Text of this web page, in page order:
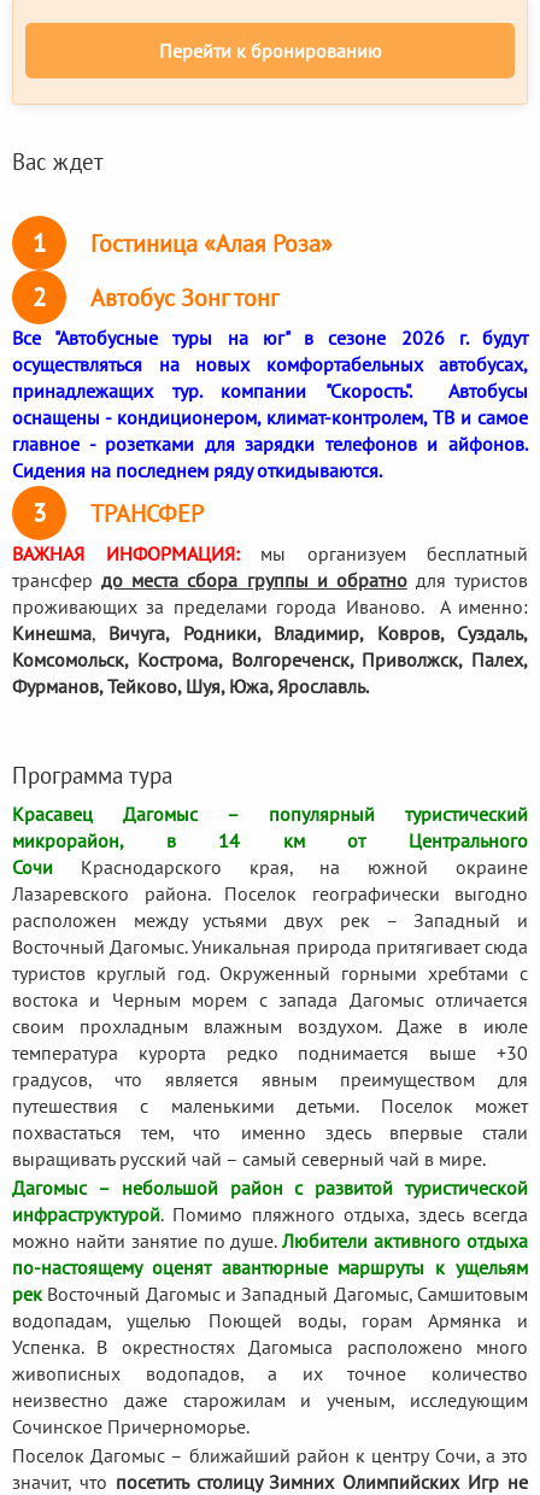
Перейти к бронированию
Вас ждет
1 Гостиница «Алая Роза»
2 Автобус Зонг тонг
Все "Автобусные туры на юг" в сезоне 2026 г. будут
осуществляться на новых комфортабельных автобусах,
принадлежащих тур. компании "Скорость". Автобусы
оснащены - кондиционером, климат-контролем, ТВ и самое
главное - розетками для зарядки телефонов и айфонов.
Сидения на последнем ряду откидываются.
3 ТРАНСФЕР
ВАЖНАЯ ИНФОРМАЦИЯ:мы организуем бесплатный
трансфердо места сбора группы и обратнодля туристов
проживающих за пределами города Иваново. А именно:
Кинешма, Вичуга, Родники, Владимир, Ковров, Суздаль,
Комсомольск, Кострома, Волгореченск, Приволжск, Палех,
Фурманов, Тейково, Шуя, Южа, Ярославль.
Программа тура
Красавец Дагомыс – популярный туристический
микрорайон, в 14 км от Центрального
Сочи
Краснодарского края, на южной окраине
Лазаревского района. Поселок географически выгодно
расположен между устьями двух рек – Западный и
Восточный Дагомыс. Уникальная природа притягивает сюда
туристов круглый год. Окруженный горными хребтами с
востока и Черным морем с запада Дагомыс отличается
своим прохладным влажным воздухом. Даже в июле
температура курорта редко поднимается выше +30
градусов, что является явным преимуществом для
путешествия с маленькими детьми. Поселок может
похвастаться тем, что именно здесь впервые стали
выращивать русский чай – самый северный чай в мире.
Дагомыс – небольшой район с развитой туристической
инфраструктурой. Помимо пляжного отдыха, здесь всегда
можно найти занятие по душе.Любители активного отдыха
по-настоящему оценят авантюрные маршруты к ущельям
рек Восточный Дагомыс и Западный Дагомыс, Самшитовым
водопадам, ущелью Поющей воды, горам Армянка и
Успенка. В окрестностях Дагомыса расположено много
живописных водопадов, а их точное количество
неизвестно даже старожилам и ученым, исследующим
Сочинское Причерноморье.
Поселок Дагомыс – ближайший район к центру Сочи, а это
значит, что посетить столицу Зимних Олимпийских Игр не